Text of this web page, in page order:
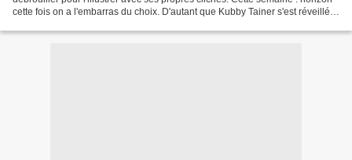
cette fois on a l'embarras du choix. D'autant que Kubby Tainer s'est réveillé